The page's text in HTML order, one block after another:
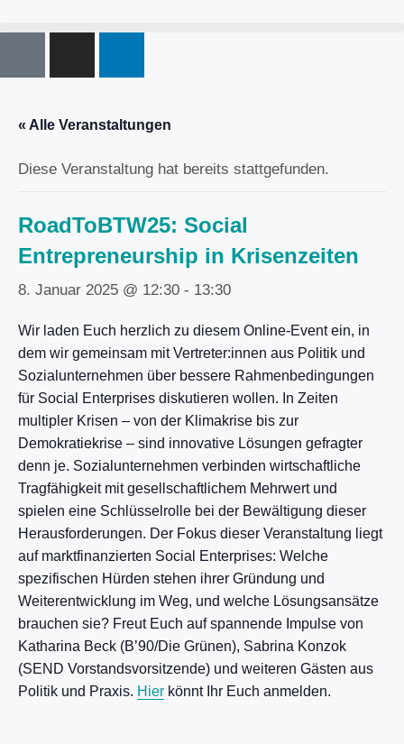
« Alle Veranstaltungen
Diese Veranstaltung hat bereits stattgefunden.
RoadToBTW25: Social
Entrepreneurship in Krisenzeiten
8. Januar 2025 @ 12:30 - 13:30
Wir laden Euch herzlich zu diesem Online-Event ein, in
dem wir gemeinsam mit Vertreter:innen aus Politik und
Sozialunternehmen über bessere Rahmenbedingungen
für Social Enterprises diskutieren wollen. In Zeiten
multipler Krisen – von der Klimakrise bis zur
Demokratiekrise – sind innovative Lösungen gefragter
denn je. Sozialunternehmen verbinden wirtschaftliche
Tragfähigkeit mit gesellschaftlichem Mehrwert und
spielen eine Schlüsselrolle bei der Bewältigung dieser
Herausforderungen. Der Fokus dieser Veranstaltung liegt
auf marktfinanzierten Social Enterprises: Welche
spezifischen Hürden stehen ihrer Gründung und
Weiterentwicklung im Weg, und welche Lösungsansätze
brauchen sie? Freut Euch auf spannende Impulse von
Katharina Beck (B’90/Die Grünen), Sabrina Konzok
(SEND Vorstandsvorsitzende) und weiteren Gästen aus
Politik und Praxis. Hier könnt Ihr Euch anmelden.